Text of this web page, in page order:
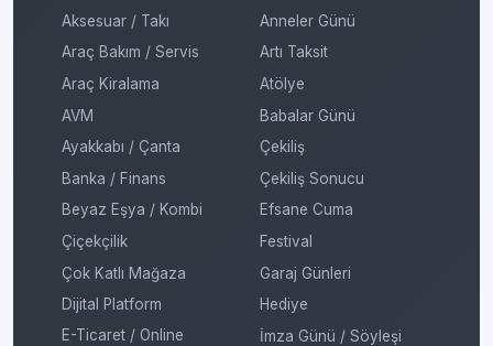
Aksesuar / Takı
Araç Bakım / Servis
Araç Kiralama
AVM
Ayakkabı / Çanta
Banka / Finans
Beyaz Eşya / Kombi
Çiçekçilik
Çok Katlı Mağaza
Dijital Platform
E-Ticaret / Online
Anneler Günü
Artı Taksit
Atölye
Babalar Günü
Çekiliş
Çekiliş Sonucu
Efsane Cuma
Festival
Garaj Günleri
Hediye
İmza Günü / Söyleşi